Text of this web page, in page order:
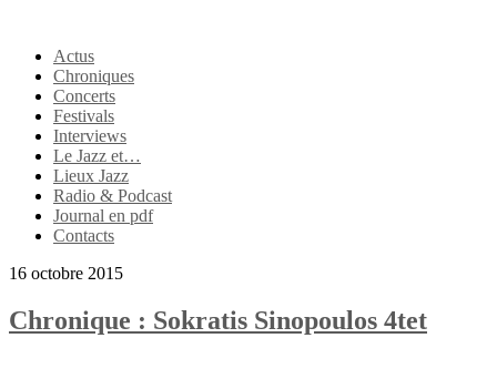
Actus
Chroniques
Concerts
Festivals
Interviews
Le Jazz et…
Lieux Jazz
Radio & Podcast
Journal en pdf
Contacts
16 octobre 2015
Chronique : Sokratis Sinopoulos 4tet